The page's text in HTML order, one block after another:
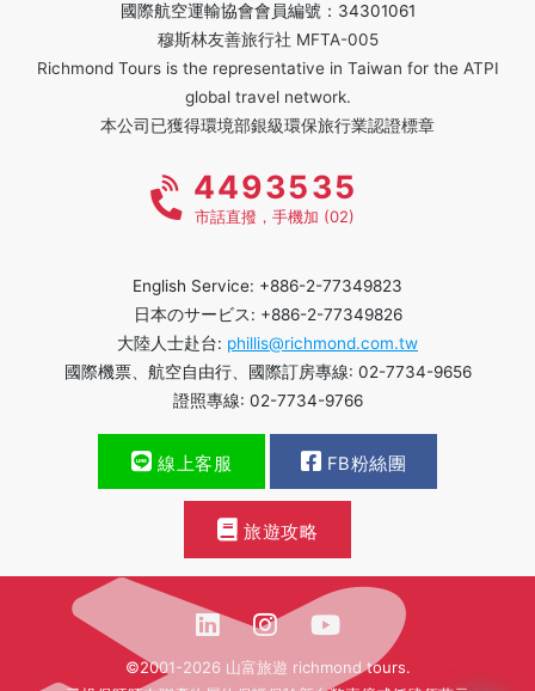
國際航空運輸協會會員編號：34301061
穆斯林友善旅行社 MFTA-005
Richmond Tours is the representative in Taiwan for the ATPI
global travel network.
本公司已獲得環境部銀級環保旅行業認證標章
4493535
市話直撥，手機加 (02)
English Service: +886-2-77349823
日本のサービス: +886-2-77349826
大陸人士赴台: phillis@richmond.com.tw
國際機票、航空自由行、國際訂房專線: 02-7734-9656
證照專線: 02-7734-9766
線上客服 FB粉絲團
旅遊攻略
©2001-2026 山富旅遊 richmond tours.